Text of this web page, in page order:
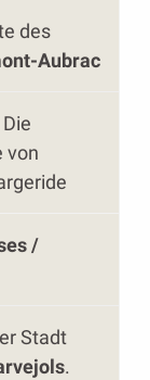
des
Aubrac
Die
von
/
Stadt
.